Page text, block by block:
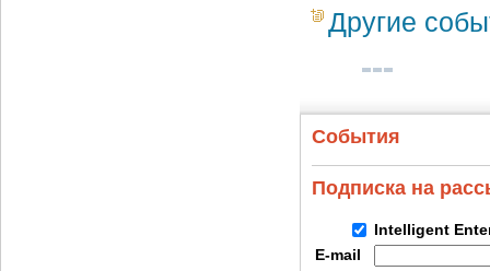
Другие
События
Подписка на
Intelligent
E-mail